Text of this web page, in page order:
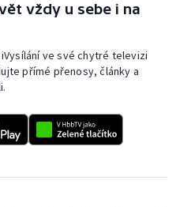
vždy u sebe i na
ve své chytré televizi
přímé přenosy, články a